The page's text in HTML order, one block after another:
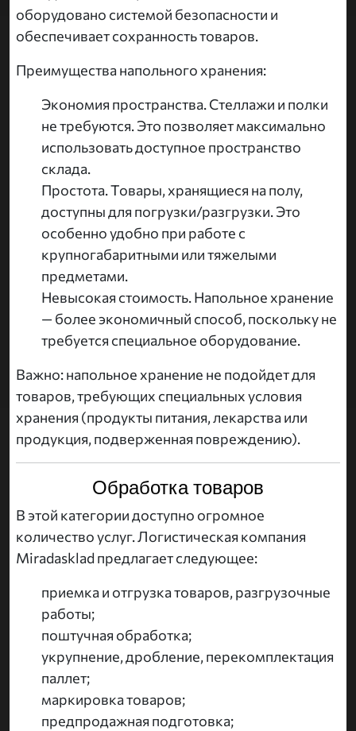
оборудовано системой безопасности и
обеспечивает сохранность товаров.
Преимущества напольного хранения:
Экономия пространства. Стеллажи и полки
не требуются. Это позволяет максимально
использовать доступное пространство
склада.
Простота. Товары, хранящиеся на полу,
доступны для погрузки/разгрузки. Это
особенно удобно при работе с
крупногабаритными или тяжелыми
предметами.
Невысокая стоимость. Напольное хранение
— более экономичный способ, поскольку не
требуется специальное оборудование.
Важно: напольное хранение не подойдет для
товаров, требующих специальных условия
хранения (продукты питания, лекарства или
продукция, подверженная повреждению).
Обработка товаров
В этой категории доступно огромное
количество услуг. Логистическая компания
Miradasklad предлагает следующее:
приемка и отгрузка товаров, разгрузочные
работы;
поштучная обработка;
укрупнение, дробление, перекомплектация
паллет;
маркировка товаров;
предпродажная подготовка;